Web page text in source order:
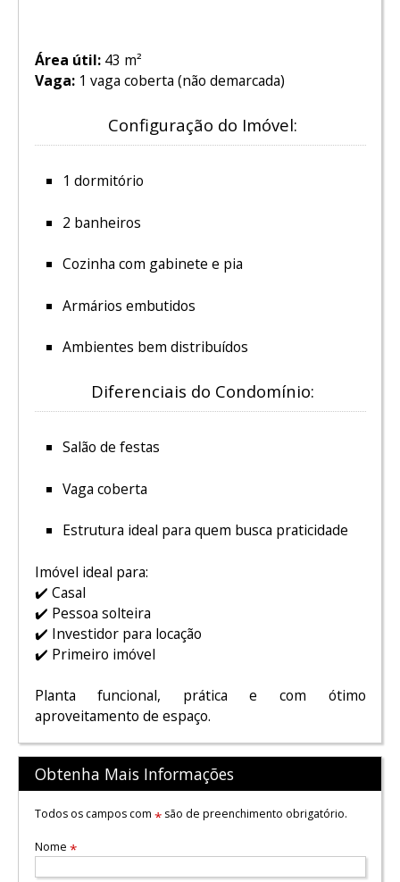
Área útil:43 m²
Vaga:1 vaga coberta (não demarcada)
Configuração do Imóvel:
1 dormitório
2 banheiros
Cozinha com gabinete e pia
Armários embutidos
Ambientes bem distribuídos
Diferenciais do Condomínio:
Salão de festas
Vaga coberta
Estrutura ideal para quem busca praticidade
Imóvel ideal para:
✔️ Casal
✔️ Pessoa solteira
✔️ Investidor para locação
✔️ Primeiro imóvel
Planta funcional, prática e com ótimo
aproveitamento de espaço.
Obtenha Mais Informações
Todos os campos com *são de preenchimento obrigatório.
Nome *